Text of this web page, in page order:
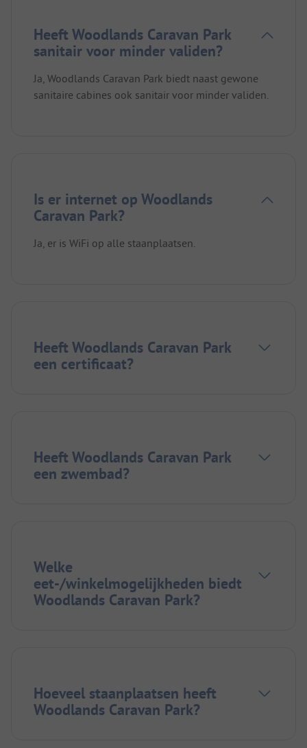
Heeft Woodlands Caravan Park
sanitair voor minder validen?
Ja, Woodlands Caravan Park biedt naast gewone
sanitaire cabines ook sanitair voor minder validen.
Is er internet op Woodlands
Caravan Park?
Ja, er is WiFi op alle staanplaatsen.
Heeft Woodlands Caravan Park
een certificaat?
Heeft Woodlands Caravan Park
een zwembad?
Welke
eet-/winkelmogelijkheden biedt
Woodlands Caravan Park?
Hoeveel staanplaatsen heeft
Woodlands Caravan Park?